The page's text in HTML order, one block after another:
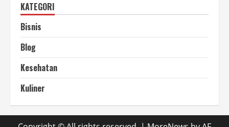
KATEGORI
Bisnis
Blog
Kesehatan
Kuliner